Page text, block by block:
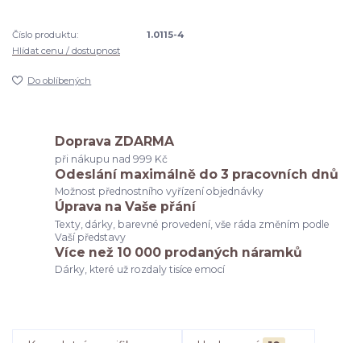
Číslo produktu:
1.0115-4
Hlídat cenu / dostupnost
Do oblíbených
Doprava ZDARMA
při nákupu nad 999 Kč
Odeslání maximálně do 3 pracovních dnů
Možnost přednostního vyřízení objednávky
Úprava na Vaše přání
Texty, dárky, barevné provedení, vše ráda změním podle
Vaší představy
Více než 10 000 prodaných náramků
Dárky, které už rozdaly tisíce emocí